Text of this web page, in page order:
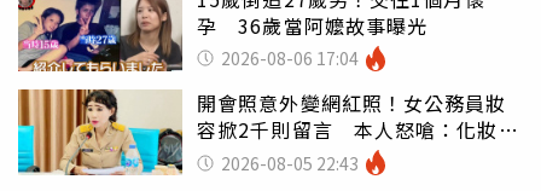
孕 36歲當阿嬤故事曝光
2026-08-06 17:04
開會照意外變網紅照！女公務員妝
容掀2千則留言 本人怒嗆：化妝有
錯嗎2026-08-05 22:43